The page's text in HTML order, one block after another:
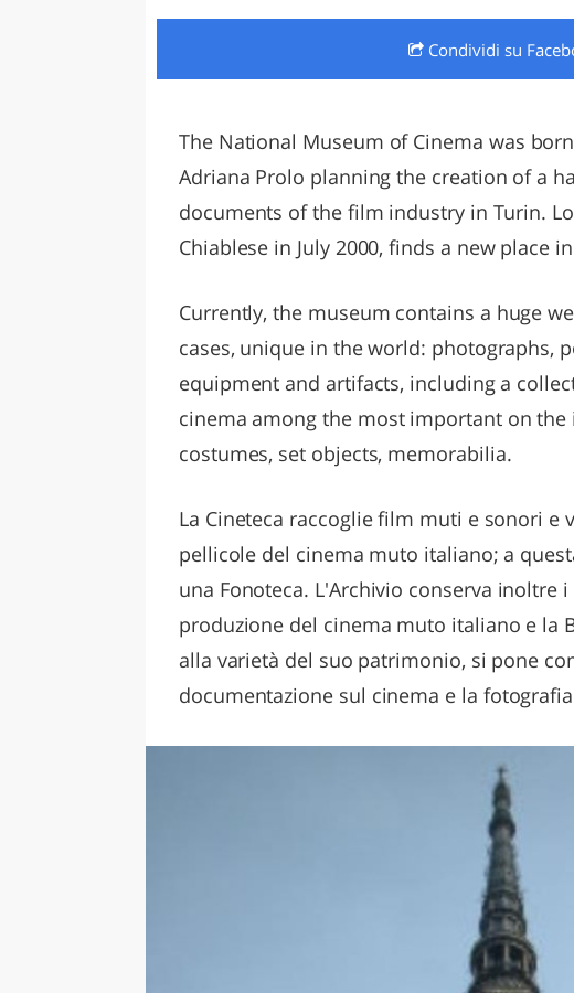
Condividi su
The National Museum of Cinema was
Adriana Prolo planning the creation of a
documents of the film industry in Turin.
Chiablese in July 2000, finds a new place
Currently, the museum contains a huge
cases, unique in the world: photographs,
equipment and artifacts, including a
cinema among the most important on the
costumes, set objects, memorabilia.
La Cineteca raccoglie film muti e sonori e
pellicole del cinema muto italiano; a
una Fonoteca. L'Archivio conserva inoltre
produzione del cinema muto italiano e la
alla varietà del suo patrimonio, si pone
documentazione sul cinema e la